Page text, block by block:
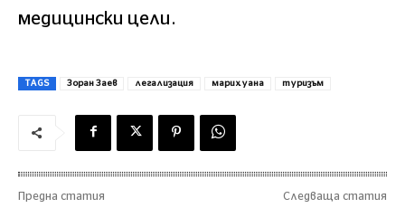
медицински цели.
TAGS Зоран Заев легализация марихуана туризъм
Предна статия
Следваща статия